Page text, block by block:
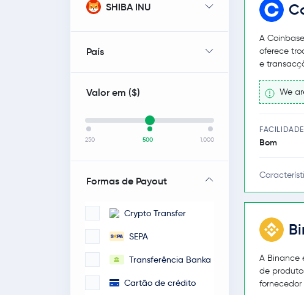
SHIBA INU
País
Valor em ($)
250 500 1,000
Formas de Payout
Crypto Transfer
SEPA
Transferência Banka
Cartão de crédito
A
oferece
e
We
Bom
A Binance
de